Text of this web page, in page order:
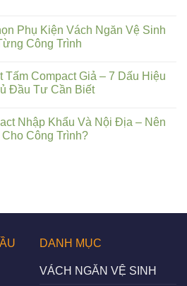
Phụ Kiện Vách Ngăn Vệ Sinh
Công Trình
Tấm Compact Giả – 7 Dấu Hiệu
Đầu Tư Cần Biết
Nhập Khẩu Và Nội Địa – Nên
Công Trình?
DANH MỤC
VÁCH NGĂN VỆ SINH